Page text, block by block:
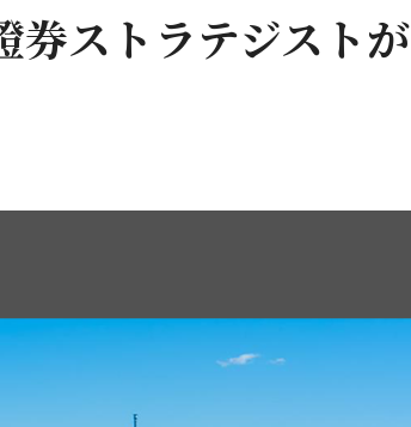
ストラテジストが